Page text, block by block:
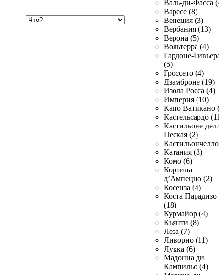
Валь-ди-Фасса
Варесе (8)
Венеция (3)
Вербания (13)
Верона (5)
Вольтерра (4)
Гардоне-
(5)
Гроссето (4)
Дзамброне (19)
Изола Росса (4)
Империя (10)
Капо Ватикано
Кастельсардо
Кастильоне-
Пеская (2)
Катания (8)
Комо (6)
Кортина
д’Ампеццо (2)
Косенза (4)
Коста Парадизо
(18)
Курмайор (4)
Кьянти (8)
Леза (7)
Ливорно (11)
Лукка (6)
Мадонна ди
Кампильо (4)